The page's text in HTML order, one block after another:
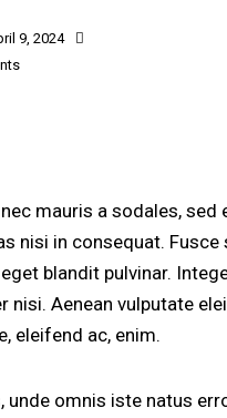
9, 2024
mauris a sodales,
nisi in consequat.
blandit pulvinar.
nisi. Aenean vulputate
eleifend ac, enim.
unde omnis iste natus